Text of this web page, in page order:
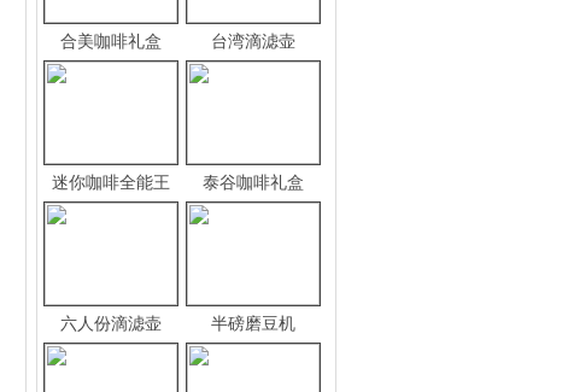
合美咖啡礼盒 台湾滴滤壶
迷你咖啡全能王 泰谷咖啡礼盒
六人份滴滤壶 半磅磨豆机